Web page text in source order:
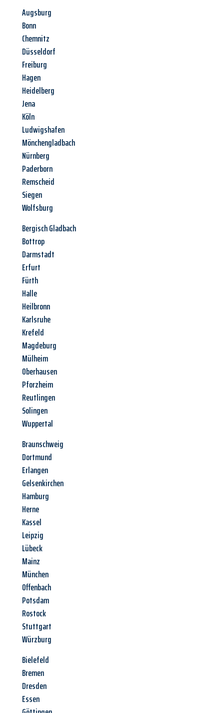
Augsburg
Bonn
Chemnitz
Düsseldorf
Freiburg
Hagen
Heidelberg
Jena
Köln
Ludwigshafen
Mönchengladbach
Nürnberg
Paderborn
Remscheid
Siegen
Wolfsburg
Bergisch Gladbach
Bottrop
Darmstadt
Erfurt
Fürth
Halle
Heilbronn
Karlsruhe
Krefeld
Magdeburg
Mülheim
Oberhausen
Pforzheim
Reutlingen
Solingen
Wuppertal
Braunschweig
Dortmund
Erlangen
Gelsenkirchen
Hamburg
Herne
Kassel
Leipzig
Lübeck
Mainz
München
Offenbach
Potsdam
Rostock
Stuttgart
Würzburg
Bielefeld
Bremen
Dresden
Essen